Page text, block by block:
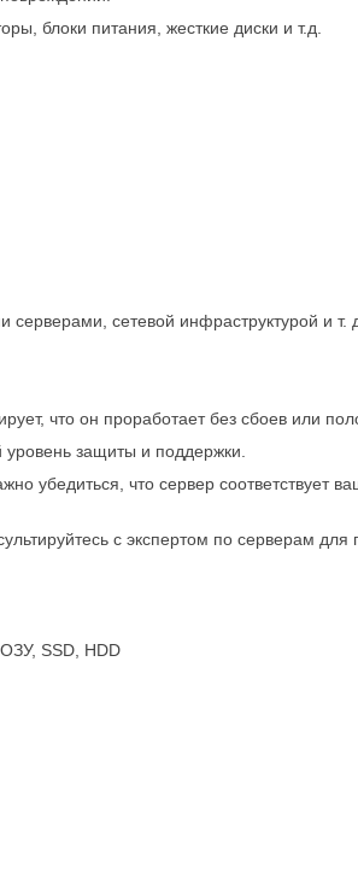
блоки питания, жесткие диски и т.д.
сетевой инфраструктурой и т.
что он проработает без сбоев или
уровень защиты и поддержки.
убедиться, что сервер соответствует
с экспертом по серверам
SSD, HDD